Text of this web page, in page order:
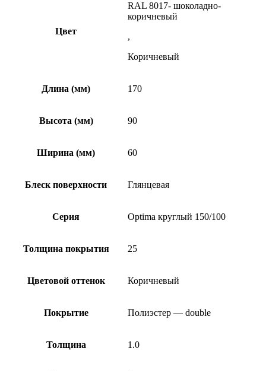
Цвет
RAL 8017- шоколадно-
коричневый
,
Коричневый
Длина (мм) 170
Высота (мм) 90
Ширина (мм) 60
Блеск поверхности Глянцевая
Серия Optima круглый 150/100
Толщина покрытия 25
Цветовой оттенок Коричневый
Покрытие Полиэстер — double
Толщина 1.0